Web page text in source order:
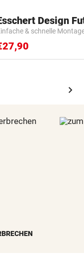
& schnelle
chevron_right